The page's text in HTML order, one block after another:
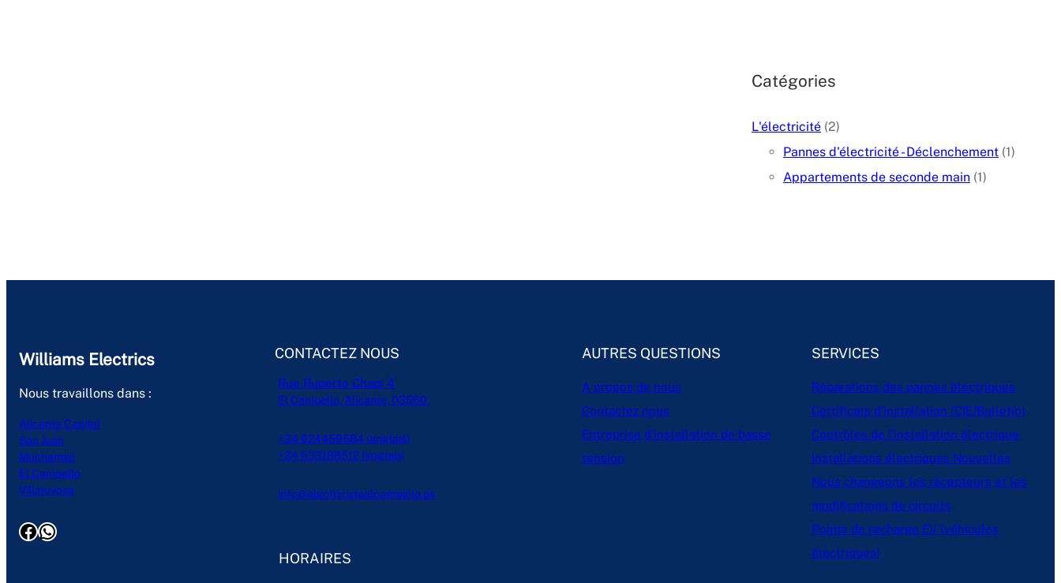
Catégories
L'électricité (2)
Pannes d'électricité - Déclenchement (1)
Appartements de seconde main (1)
Williams Electrics
Nous travaillons dans :
Alicante Capital
San Juan
Muchamiel
El Campello
Villajoyosa
Facebook WhatsApp
CONTACTEZ NOUS
Rue Ruperto Chapí 4
El Campello, Alicante, 03560.
+34 624459584 (anglais)
+34 633188512 (anglais)
info@electricistaelcampello.es
HORAIRES
AUTRES QUESTIONS
A propos de nous
Contactez nous
Entreprise d'installation de basse
tension
SERVICES
Réparations des pannes électriques
Certificats d'installation (CIE/Bulletin)
Contrôles de l'installation électrique
Installations électriques Nouvelles
Nous changeons les récepteurs et les
modifications de circuits
Points de recharge EV (véhicules
électriques)